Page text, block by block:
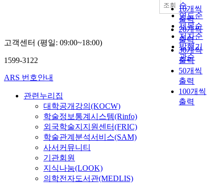
순
연도순
제목순
저자순
발행기
관순
10개씩
출력
20개씩
출력
30개씩
출력
50개씩
출력
100개씩
출력
조회
고객센터 (평일: 09:00~18:00)
1599-3122
ARS 번호안내
관련누리집
대학공개강의(KOCW)
학술정보통계시스템(Rinfo)
외국학술지지원센터(FRIC)
학술관계분석서비스(SAM)
사서커뮤니티
기관회원
지식나눔(LOOK)
의학전자도서관(MEDLIS)